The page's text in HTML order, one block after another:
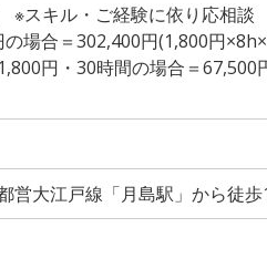
スキル・ご経験に依り応相談
場合＝302,400円(1,800円
円・30時間の場合＝67,500
営大江戸線「月島駅」から徒歩